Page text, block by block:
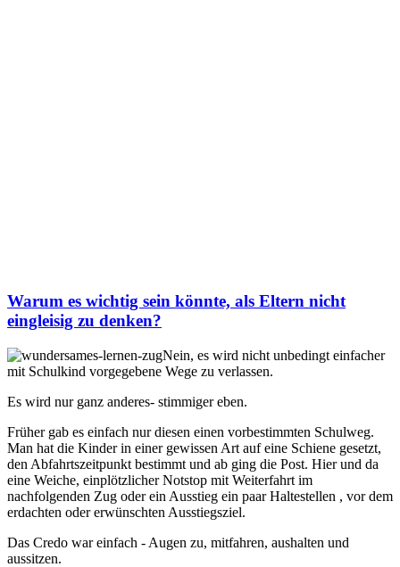
Warum es wichtig sein könnte, als Eltern nicht
eingleisig zu denken?
Nein, es wird nicht unbedingt einfacher
mit Schulkind vorgegebene Wege zu verlassen.
Es wird nur ganz anderes- stimmiger eben.
Früher gab es einfach nur diesen einen vorbestimmten Schulweg.
Man hat die Kinder in einer gewissen Art auf eine Schiene gesetzt,
den Abfahrtszeitpunkt bestimmt und ab ging die Post. Hier und da
eine Weiche, einplötzlicher Notstop mit Weiterfahrt im
nachfolgenden Zug oder ein Ausstieg ein paar Haltestellen , vor dem
erdachten oder erwünschten Ausstiegsziel.
Das Credo war einfach - Augen zu, mitfahren, aushalten und
aussitzen.